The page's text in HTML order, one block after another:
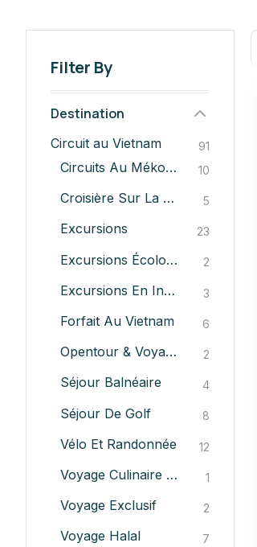
Filter By
Destination
Circuit au Vietnam 91
Circuits Au Mékong 10
Croisière Sur La Baie D'Halong 5
Excursions 23
Excursions Écologique 2
Excursions En Indochine 3
Forfait Au Vietnam 6
Opentour & Voyages À Petits Prix 2
Séjour Balnéaire 4
Séjour De Golf 8
Vélo Et Randonnée 12
Voyage Culinaire Au Vietnam 1
Voyage Exclusif 2
Voyage Halal 7